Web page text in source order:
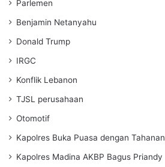
Parlemen
Benjamin Netanyahu
Donald Trump
IRGC
Konflik Lebanon
TJSL perusahaan
Otomotif
Kapolres Buka Puasa dengan Tahanan
Kapolres Madina AKBP Bagus Priandy